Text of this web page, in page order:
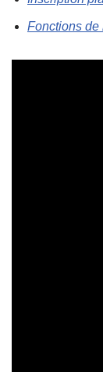
Fonctions de